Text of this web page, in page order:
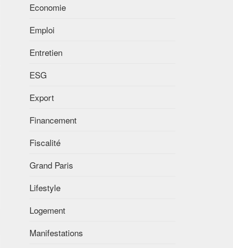
Economie
Emploi
Entretien
ESG
Export
Financement
Fiscalité
Grand Paris
Lifestyle
Logement
Manifestations